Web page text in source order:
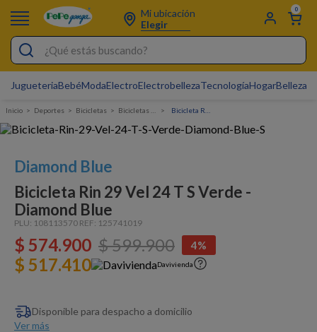
Mi ubicación
Elegir
0
¿Qué estás buscando?
JugueteriaBebéModaElectroElectrobellezaTecnologíaHogarBelleza
Deportes bicicletas Bicicletas Urbanas
Diamond Blue
Bicicleta Rin 29 Vel 24 T S Verde -
Diamond Blue
PLU: 108113570 REF: 125741019
$ 574.900 $599.900 4%
$ 517.410 Davivienda
Disponible para despacho a domicilio
Ver más
Pijamas
Figuras Toy Story
Carters
Cartas Pokemon
Silla Mecedora Bebé
Bebes
Dinosaurio Juguete